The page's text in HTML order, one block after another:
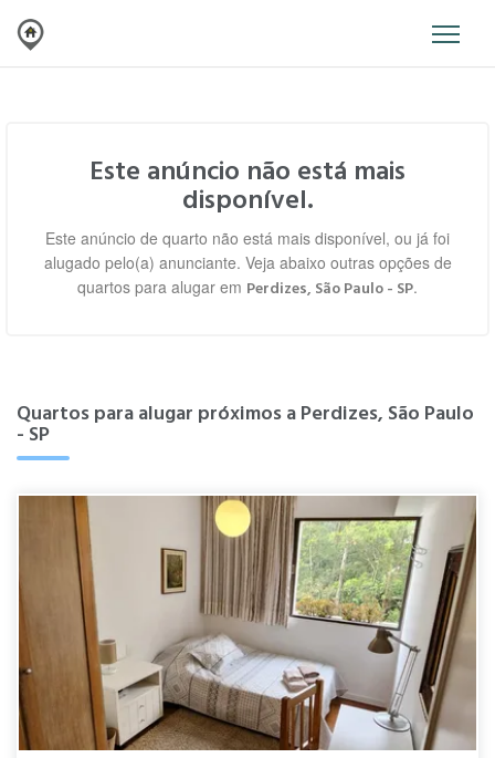
Este anúncio não está mais
disponível.
Este anúncio de quarto não está mais disponível, ou já foi
alugado pelo(a) anunciante. Veja abaixo outras opções de
quartos para alugar em Perdizes, São Paulo - SP.
Quartos para alugar próximos a Perdizes, São Paulo
- SP